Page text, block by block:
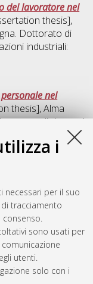
i
necessari per il suo
tracciamento
sono usati per
utenti.
solo con i
del lavoratore nel
thesis],
Dottorato di
industriali:
nel
thesis], Alma
di ricerca in
del socio di
Bologna.
Ciclo. DOI
6 20:49:43 2026